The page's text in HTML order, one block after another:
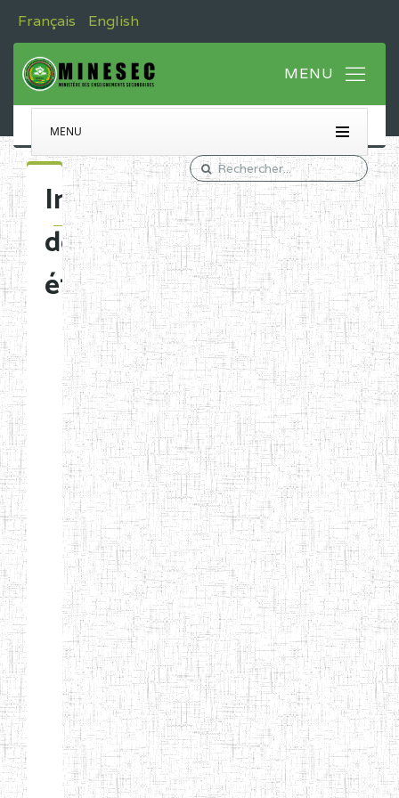
Français English
MENU
Immatriculation
des
établissements
Etablissements
d'enseignement
normal
ENI
Chercher:
Effacer les filtres
Denomination
Type